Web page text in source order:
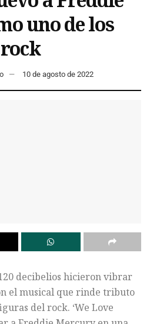
uno de los
10 de agosto de 2022
decibelios hicieron vibrar
el musical que rinde tributo
del rock. ‘We Love